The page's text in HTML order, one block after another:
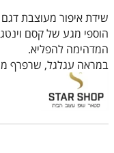
שידת איפור מעוצבת דגם
הוספי מגע של קסם
המדהימה להפליא.
במראה עגלגל, שרפרף